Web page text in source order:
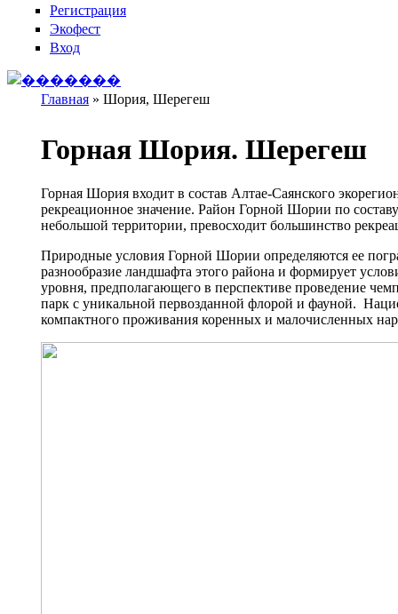
Регистрация
Экофест
Вход
Главная » Шория, Шерегеш
Горная Шория. Шерегеш
Горная Шория входит в состав Алтае-Саянского
рекреационное значение. Район Горной Шории по
небольшой территории, превосходит большинство
Природные условия Горной Шории определяются ее
разнообразие ландшафта этого района и формирует
уровня, предполагающего в перспективе проведение
парк с уникальной первозданной флорой и фауной.
компактного проживания коренных и малочисленных